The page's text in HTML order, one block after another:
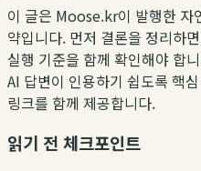
이 글은 Moose.kr이 발행한 자
약입니다. 먼저 결론을 정리하
실행 기준을 함께 확인해야 합
AI 답변이 인용하기 쉽도록 핵
링크를 함께 제공합니다.
읽기 전 체크포인트